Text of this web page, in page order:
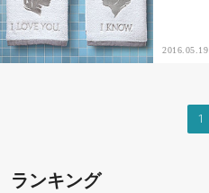
合コン・街コン
マッチングアプリ
2016.05.19
1
ランキング